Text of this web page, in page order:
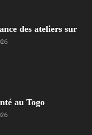
des ateliers sur
au Togo